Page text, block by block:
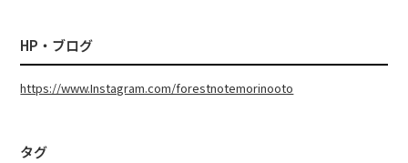
HP・ブログ
https://www.Instagram.com/forestnotemorinooto
タグ